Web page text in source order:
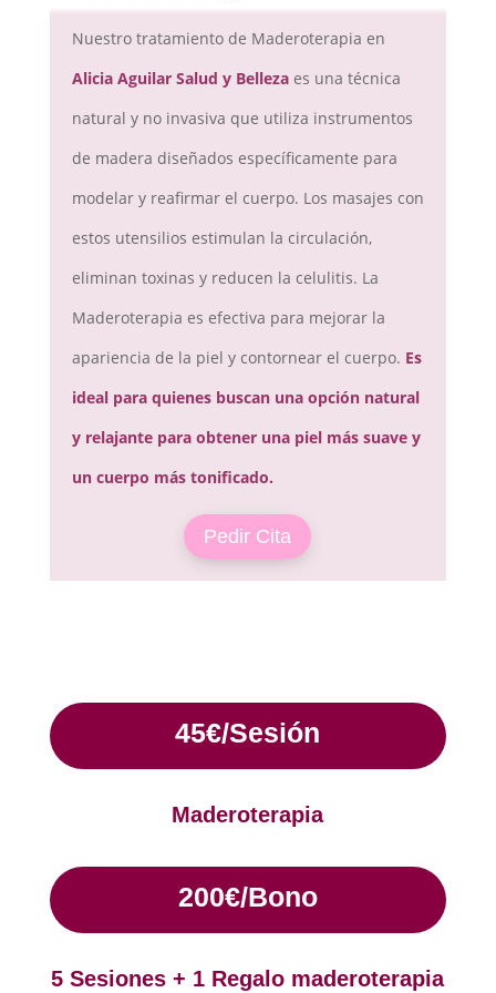
Nuestro tratamiento de Maderoterapia en
Alicia Aguilar Salud y Bellezaes una técnica
natural y no invasiva que utiliza instrumentos
de madera diseñados específicamente para
modelar y reafirmar el cuerpo. Los masajes con
estos utensilios estimulan la circulación,
eliminan toxinas y reducen la celulitis. La
Maderoterapia es efectiva para mejorar la
apariencia de la piel y contornear el cuerpo. Es
ideal para quienes buscan una opción natural
y relajante para obtener una piel más suave y
un cuerpo más tonificado.
Pedir Cita
45€/Sesión
Maderoterapia
200€/Bono
5 Sesiones + 1 Regalo maderoterapia